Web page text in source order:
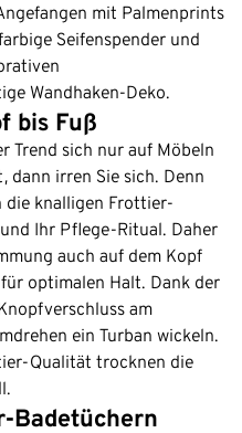
mit Palmenprints
Seifenspender und
Wandhaken-Deko.
bis Fuß
Trend sich nur auf Möbeln
dann irren Sie sich. Denn
die knalligen Frottier-
Ihr Pflege-Ritual. Daher
auch auf dem Kopf
optimalen Halt. Dank der
am
ein Turban wickeln.
Qualität trocknen die
Badetüchern